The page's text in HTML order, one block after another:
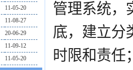
11-05-20
11-08-27
20-06-29
11-09-12
11-05-20
管理系统，
底，建立分
时限和责任